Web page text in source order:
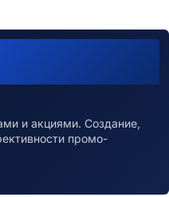
и акциями. Создание,
промо-